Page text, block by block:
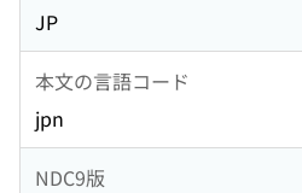
JP
本文の言語コード
jpn
NDC9版